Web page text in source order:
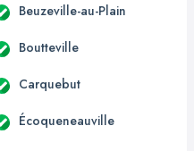
Beuzeville-au-Plain
Boutteville
Carquebut
Écoqueneauville